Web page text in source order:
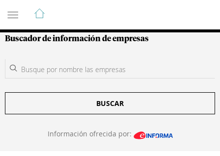
Guía de Empresas Colombianas
Buscador de información de empresas
BUSCAR
Información ofrecida por: